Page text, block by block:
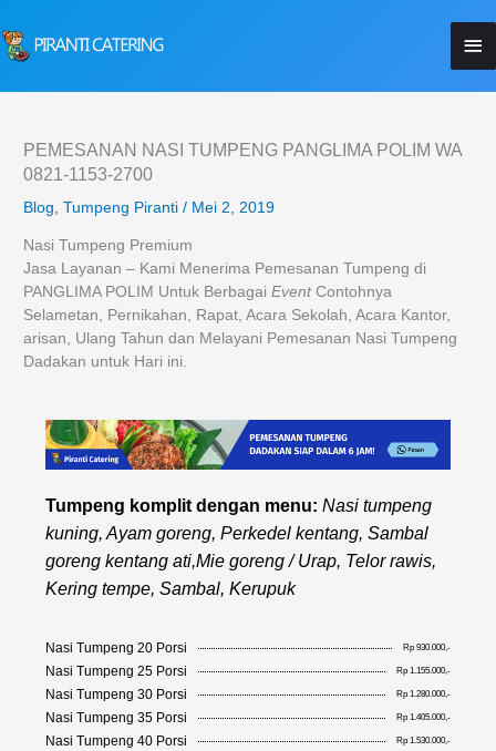
ke
konten
PEMESANAN NASI TUMPENG PANGLIMA POLIM WA
0821-1153-2700
Blog,Tumpeng Piranti / Mei 2, 2019
Nasi Tumpeng Premium
Jasa Layanan – Kami Menerima Pemesanan Tumpeng di
PANGLIMA POLIM Untuk BerbagaiEventContohnya
Selametan, Pernikahan, Rapat, Acara Sekolah, Acara Kantor,
arisan, Ulang Tahun dan Melayani Pemesanan Nasi Tumpeng
Dadakan untuk Hari ini.
Tumpeng komplit dengan menu: Nasi tumpeng
kuning, Ayam goreng, Perkedel kentang, Sambal
goreng kentang ati,Mie goreng / Urap, Telor rawis,
Kering tempe, Sambal, Kerupuk
Nasi Tumpeng 20 Porsi Rp 930.000,-
Nasi Tumpeng 25 Porsi Rp 1.155.000,-
Nasi Tumpeng 30 Porsi Rp 1.280.000,-
Nasi Tumpeng 35 Porsi Rp 1.405.000,-
Nasi Tumpeng 40 Porsi Rp 1.530.000,-